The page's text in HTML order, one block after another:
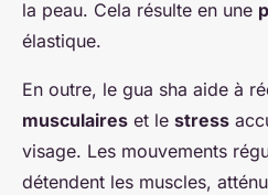
la peau. Cela résulte en une
élastique.
En outre, le gua sha aide à
musculaires et le stress
visage. Les mouvements
détendent les muscles,